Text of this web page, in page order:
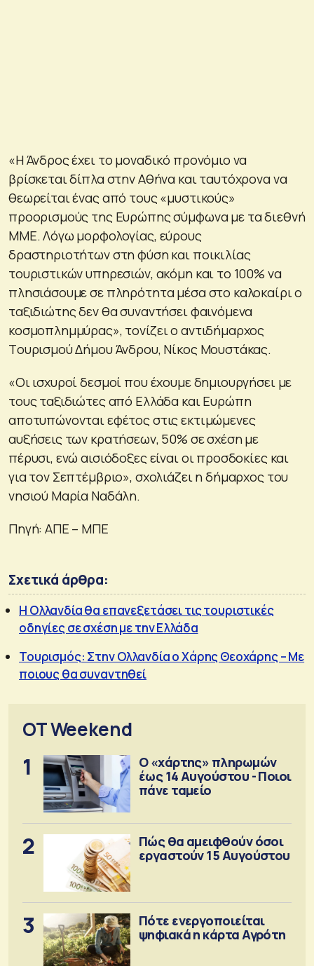
«Η Άνδρος έχει το μοναδικό προνόμιο να
βρίσκεται δίπλα στην Αθήνα και ταυτόχρονα να
θεωρείται ένας από τους «μυστικούς»
προορισμούς της Ευρώπης σύμφωνα με τα διεθνή
ΜΜΕ. Λόγω μορφολογίας, εύρους
δραστηριοτήτων στη φύση και ποικιλίας
τουριστικών υπηρεσιών, ακόμη και το 100% να
πλησιάσουμε σε πληρότητα μέσα στο καλοκαίρι ο
ταξιδιώτης δεν θα συναντήσει φαινόμενα
κοσμοπλημμύρας», τονίζει ο αντιδήμαρχος
Tουρισμού Δήμου Άνδρου, Νίκος Μουστάκας.
«Οι ισχυροί δεσμοί που έχουμε δημιουργήσει με
τους ταξιδιώτες από Ελλάδα και Ευρώπη
αποτυπώνονται εφέτος στις εκτιμώμενες
αυξήσεις των κρατήσεων, 50% σε σχέση με
πέρυσι, ενώ αισιόδοξες είναι οι προσδοκίες και
για τον Σεπτέμβριο», σχολιάζει η δήμαρχος του
νησιού Μαρία Ναδάλη.
Πηγή: ΑΠΕ – ΜΠΕ
Σχετικά άρθρα:
Η Ολλανδία θα επανεξετάσει τις τουριστικές
οδηγίες σε σχέση με την Ελλάδα
Τουρισμός: Στην Ολλανδία ο Χάρης Θεοχάρης – Με
ποιους θα συναντηθεί
OT Weekend
1
Ο «χάρτης» πληρωμών
έως 14 Αυγούστου - Ποιοι
πάνε ταμείο
2
Πώς θα αμειφθούν όσοι
εργαστούν 15 Αυγούστου
3
Πότε ενεργοποιείται
ψηφιακά η κάρτα Αγρότη